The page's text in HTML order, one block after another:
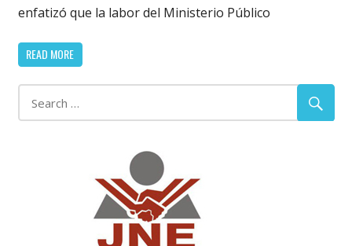
enfatizó que la labor del Ministerio Público
READ MORE